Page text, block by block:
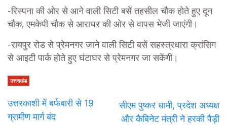
-रिस्पना की ओर से आने वाली सिटी बसें तहसील चौक होते हुए दून
चौक, एमकेपी चौक से आराघर की ओर से वापस भेजी जाएंगी।
-रायपुर रोड से प्रेमनगर जाने वाली सिटी बसें सहस्त्रधारा क्रांसिग
से आइटी पार्क होते हुए घंटाघर से प्रेमनगर जा सकेंगी।
उत्तराखंड
उत्तरकाशी में बर्फबारी से 19
ग्रामीण मार्ग बंद
सीएम पुष्कर धामी, प्रदेश अध्यक्ष
और कैबिनेट मंत्री ने हरकी पैड़ी